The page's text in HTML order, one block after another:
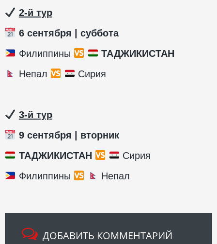
2-й тур
6 сентября | суббота
Филиппины
ТАДЖИКИСТАН
Непал
Сирия
3-й тур
9 сентября | вторник
ТАДЖИКИСТАН
Сирия
Филиппины
Непал
ДОБАВИТЬ КОММЕНТАРИЙ